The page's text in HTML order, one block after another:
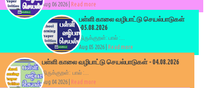
Aug 06 2026 | Read more
பள்ளி காலை வழிபாட்டு செயல்பாடுகள்
-05.08.2026
திருக்குறள்: பால் :...
Aug 05 2026 | Read more
பள்ளி காலை வழிபாட்டு செயல்பாடுகள் - 04.08.2026
திருக்குறள்: பால் :...
Aug 04 2026 | Read more